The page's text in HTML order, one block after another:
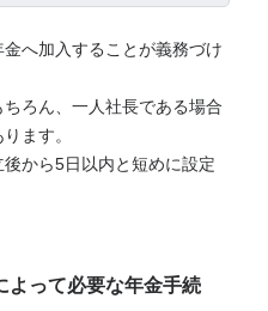
へ加入することが義務づけ
ろん、一人社長である場合
ます。
から5日以内と短めに設定
よって必要な年金手続